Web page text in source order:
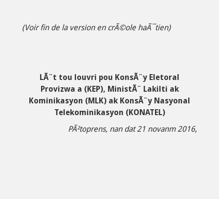
(Voir fin de la version en crÃ©ole haÃ¯tien)
LÃ¨t tou louvri pou KonsÃ¨y Eletoral
Provizwa a (KEP), MinistÃ¨ Lakilti ak
Kominikasyon (MLK) ak KonsÃ¨y Nasyonal
Telekominikasyon (KONATEL)
PÃ²toprens, nan dat 21 novanm 2016,